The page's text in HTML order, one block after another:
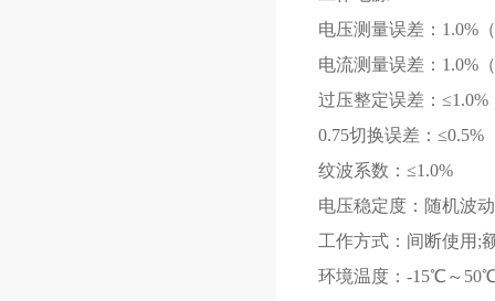
电压测量误差：1.0%
电流测量误差：1.0%
过压整定误差：≤1.0%
0.75切换误差：≤0.5%
纹波系数：≤1.0%
电压稳定度：随机波
工作方式：间断使用;
环境温度：-15℃～